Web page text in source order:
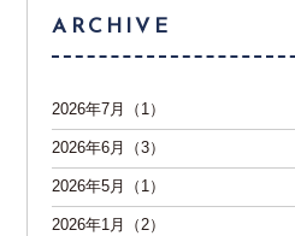
ARCHIVE
2026年7月（1）
2026年6月（3）
2026年5月（1）
2026年1月（2）